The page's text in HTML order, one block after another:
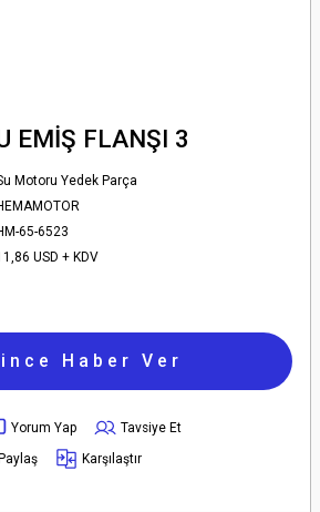
EMİŞ FLANŞI 3
Motoru Yedek Parça
65-6523
USD + KDV
Haber Ver
Yorum Yap
Tavsiye Et
Karşılaştır